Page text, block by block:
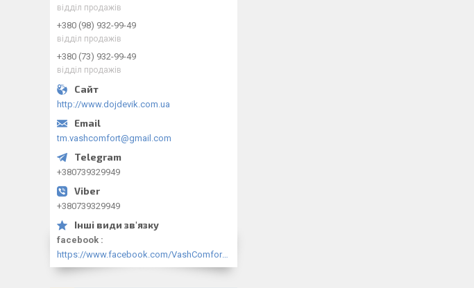
відділ продажів
+380 (98) 932-99-49
відділ продажів
+380 (73) 932-99-49
відділ продажів
http://www.dojdevik.com.ua
tm.vashcomfort@gmail.com
+380739329949
+380739329949
facebook
https://www.facebook.com/VashComfort.ua/